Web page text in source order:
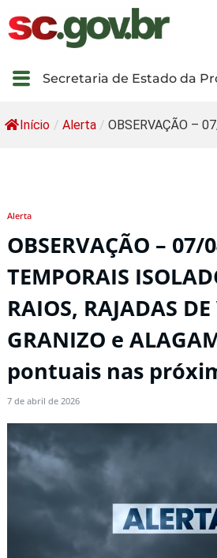
Secretaria de Estado da
Início / Alerta / OBSERVAÇÃO –
Alerta
OBSERVAÇÃO – 07/
TEMPORAIS
RAIOS, RAJADAS
GRANIZO e
pontuais nas
7 de abril de 2026